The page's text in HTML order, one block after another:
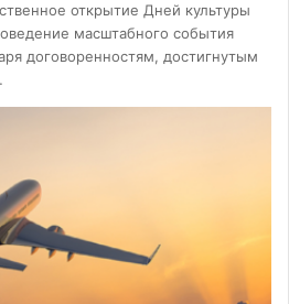
открытие Дней культуры
масштабного события
договоренностям, достигнутым